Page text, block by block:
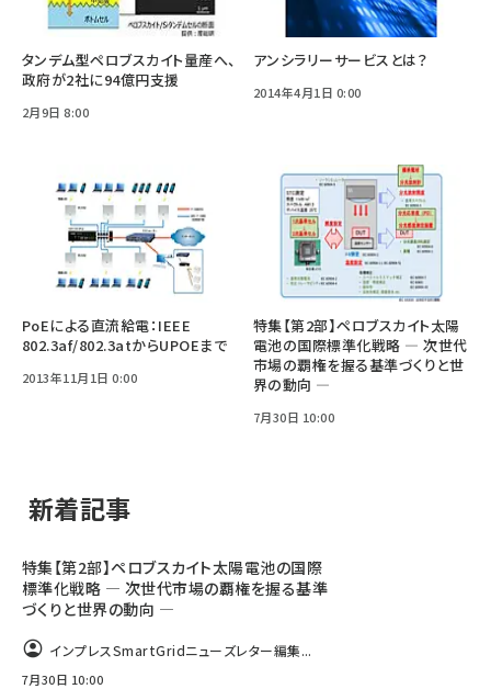
タンデム型ペロブスカイト量産へ、
政府が2社に94億円支援
2月9日 8:00
アンシラリーサービスとは？
2014年4月1日 0:00
PoEによる直流給電：IEEE
802.3af/802.3atからUPOEまで
2013年11月1日 0:00
特集【第2部】ペロブスカイト太陽
電池の国際標準化戦略 ― 次世代
市場の覇権を握る基準づくりと世
界の動向 ―
7月30日 10:00
新着記事
特集【第2部】ペロブスカイト太陽電池の国際
標準化戦略 ― 次世代市場の覇権を握る基準
づくりと世界の動向 ―
インプレスSmartGridニューズレター編集...
7月30日 10:00